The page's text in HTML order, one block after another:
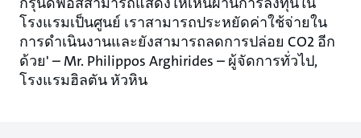
โรงแรมเป็นศูนย์ เราสามารถประหยัดค่าใช้จ่ายใน
การดำเนินงานและยังสามารถลดการปล่อย CO2 อีก
ด้วย' – Mr. Philippos Arghirides – ผู้จัดการทั่วไป,
โรงแรมฮิลตัน หัวหิน